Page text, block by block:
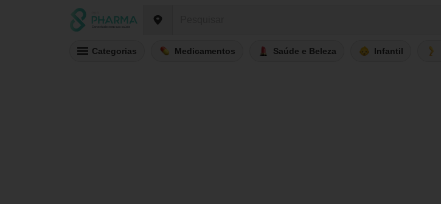
Categorias Medicamentos Saúde e Beleza Infantil